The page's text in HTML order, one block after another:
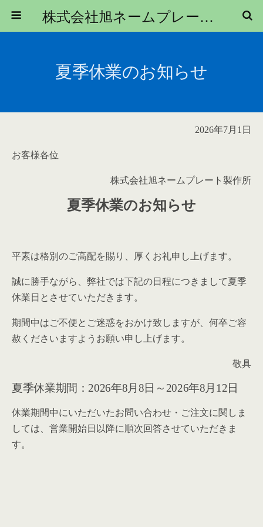
株式会社旭ネームプレート製作所｜シール・ラベル印刷や金属銘板はお任せ下さい！
夏季休業のお知らせ
2026年7月1日
お客様各位
株式会社旭ネームプレート製作所
夏季休業のお知らせ
平素は格別のご高配を賜り、厚くお礼申し上げます。
誠に勝手ながら、弊社では下記の日程につきまして夏季
休業日とさせていただきます。
期間中はご不便とご迷惑をおかけ致しますが、何卒ご容
赦くださいますようお願い申し上げます。
敬具
夏季休業期間：2026年8月8日～2026年8月12日
休業期間中にいただいたお問い合わせ・ご注文に関しま
しては、営業開始日以降に順次回答させていただきま
す。